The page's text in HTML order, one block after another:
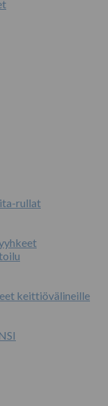
rullat
keittiövälineille